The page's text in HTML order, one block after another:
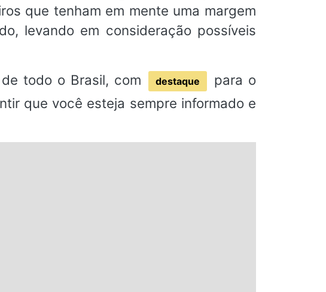
que tenham em mente uma margem
levando em consideração possíveis
todo o Brasil, com
destaque
para o
que você esteja sempre informado e